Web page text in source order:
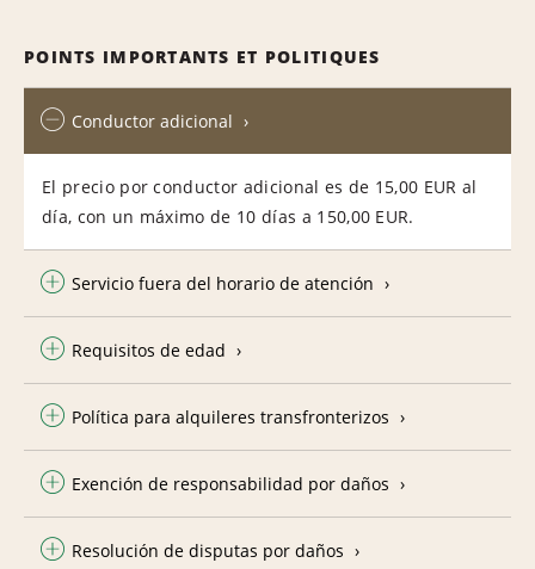
POINTS IMPORTANTS ET POLITIQUES
Conductor adicional
El precio por conductor adicional es de 15,00 EUR al
día, con un máximo de 10 días a 150,00 EUR.
Servicio fuera del horario de atención
Requisitos de edad
Política para alquileres transfronterizos
Exención de responsabilidad por daños
Resolución de disputas por daños